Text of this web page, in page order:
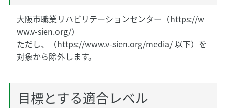
大阪市職業リハビリテーションセンター（https://w
ww.v-sien.org/）
ただし、（https://www.v-sien.org/media/ 以下）を
対象から除外します。
目標とする適合レベル